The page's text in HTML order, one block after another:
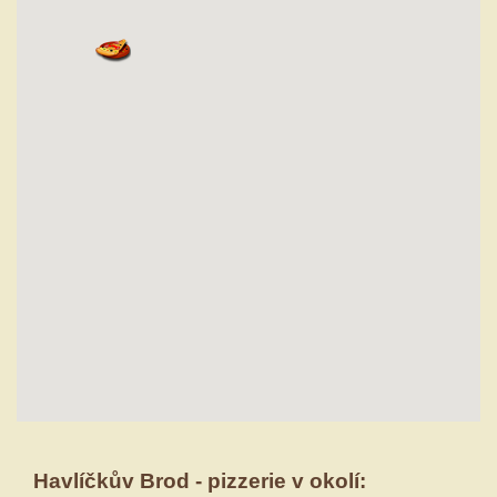
Havlíčkův Brod - pizzerie v okolí: